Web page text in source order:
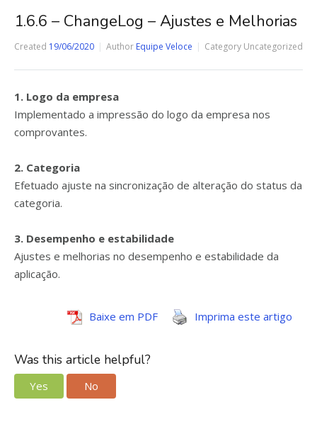
1.6.6 – ChangeLog – Ajustes e Melhorias
Created 19/06/2020 Author Equipe Veloce Category Uncategorized
1. Logo da empresa
Implementado a impressão do logo da empresa nos
comprovantes.
2. Categoria
Efetuado ajuste na sincronização de alteração do status da
categoria.
3. Desempenho e estabilidade
Ajustes e melhorias no desempenho e estabilidade da
aplicação.
Baixe em PDF Imprima este artigo
Was this article helpful?
Yes No